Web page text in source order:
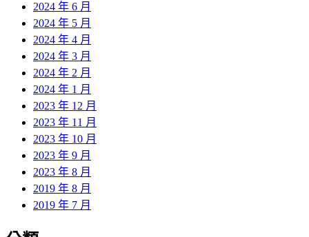
2024 年 6 月
2024 年 5 月
2024 年 4 月
2024 年 3 月
2024 年 2 月
2024 年 1 月
2023 年 12 月
2023 年 11 月
2023 年 10 月
2023 年 9 月
2023 年 8 月
2019 年 8 月
2019 年 7 月